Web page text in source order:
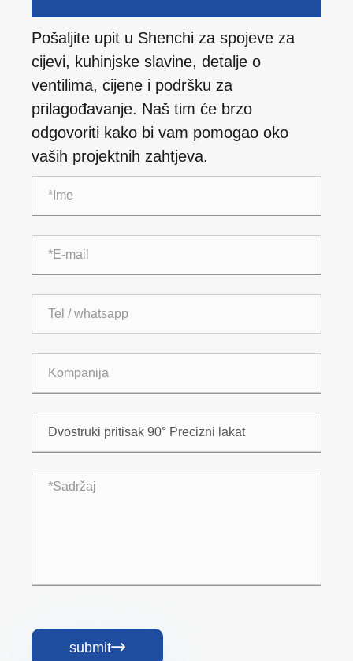
Pošaljite upit u Shenchi za spojeve za
cijevi, kuhinjske slavine, detalje o
ventilima, cijene i podršku za
prilagođavanje. Naš tim će brzo
odgovoriti kako bi vam pomogao oko
vaših projektnih zahtjeva.
submit